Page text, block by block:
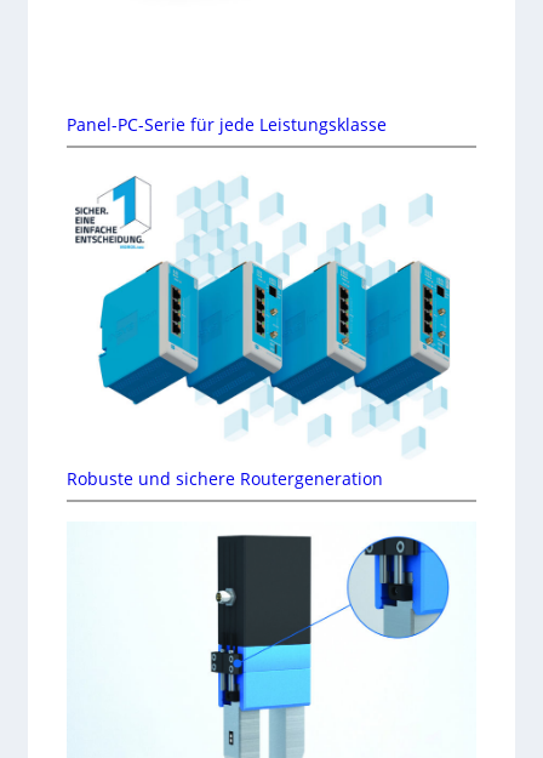
Panel-PC-Serie für jede Leistungsklasse
Robuste und sichere Routergeneration